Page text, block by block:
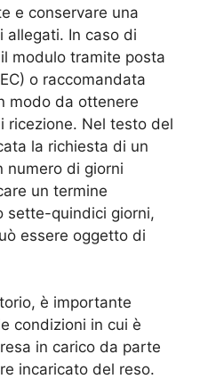
e conservare una
allegati. In caso di
modulo tramite posta
o raccomandata
modo da ottenere
ricezione. Nel testo del
la richiesta di un
numero di giorni
un termine
sette-quindici giorni,
essere oggetto di
è importante
condizioni in cui è
in carico da parte
incaricato del reso.